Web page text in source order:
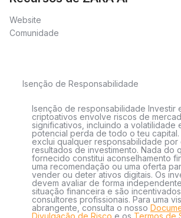
Website
Comunidade
Isenção de Responsabilidade
Isenção de responsabilidade Investir
criptoativos envolve riscos de
significativos, incluindo a volatilidade
potencial perda de todo o teu capital.
exclui qualquer responsabilidade por
resultados de investimento. Nada do
fornecido constitui aconselhamento
uma recomendação ou uma oferta
vender ou deter ativos digitais. Os
devem avaliar de forma
situação financeira e são
consultores profissionais. Para uma
abrangente, consulta o nosso
Divulgação de Risco e os Termos de